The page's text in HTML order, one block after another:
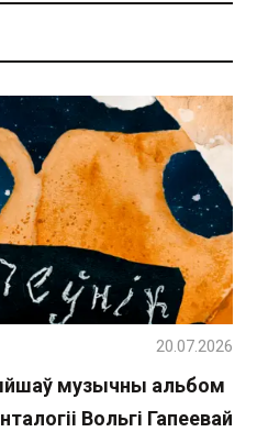
музычны альбом
Вольгі Гапеевай
20.07.2026